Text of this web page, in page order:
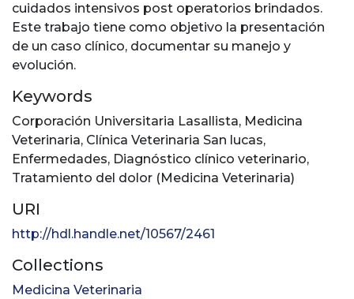
cuidados intensivos post operatorios brindados.
Este trabajo tiene como objetivo la presentación
de un caso clínico, documentar su manejo y
evolución.
Keywords
Corporación Universitaria Lasallista, Medicina
Veterinaria, Clínica Veterinaria San lucas,
Enfermedades, Diagnóstico clínico veterinario,
Tratamiento del dolor (Medicina Veterinaria)
URI
http://hdl.handle.net/10567/2461
Collections
Medicina Veterinaria